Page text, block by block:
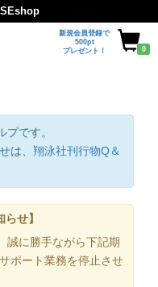
新規会員登録で
500pt
プレゼント！
0
です。
は、 翔泳社刊行物Q＆
らせ】
誠に勝手ながら下記期
ポート業務を停止させ